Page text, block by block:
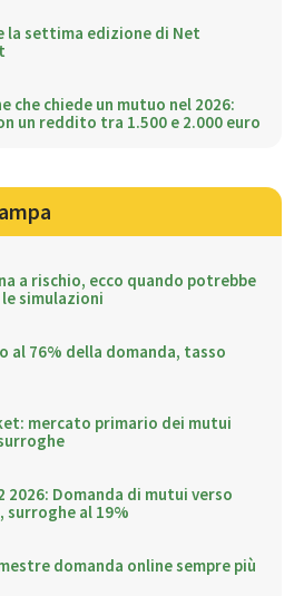
la settima edizione di Net
che chiede un mutuo nel 2026:
un reddito tra 1.500 e 2.000 euro
a rischio, ecco quando potrebbe
simulazioni
al 76% della domanda, tasso
mercato primario dei mutui
2026: Domanda di mutui verso
surroghe al 19%
domanda online sempre più